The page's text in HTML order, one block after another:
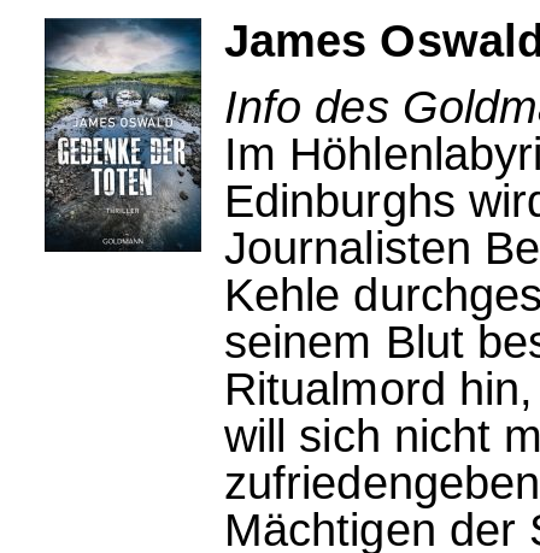
James
Info des
Im
Edinburghs
Journalisten
Kehle
seinem Blut
Ritualmord
will sich nicht
Mächtigen der